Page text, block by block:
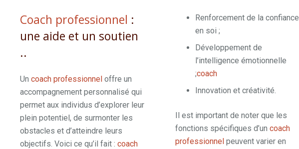
Coach professionnel :
une aide et un soutien
..
Un coach professionnel offre un
accompagnement personnalisé qui
permet aux individus d’explorer leur
plein potentiel, de surmonter les
obstacles et d’atteindre leurs
objectifs. Voici ce qu’il fait : coach
Renforcement de la confiance
en soi ;
Développement de
l’intelligence émotionnelle
;coach
Innovation et créativité.
Il est important de noter que les
fonctions spécifiques d’un coach
professionnelpeuvent varier en